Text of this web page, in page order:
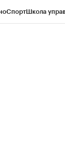
СпортШкола